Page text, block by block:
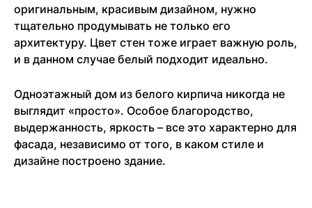
оригинальным, красивым дизайном, нужно
тщательно продумывать не только его
архитектуру. Цвет стен тоже играет важную роль,
и в данном случае белый подходит идеально.
Одноэтажный дом из белого кирпича никогда не
выглядит «просто». Особое благородство,
выдержанность, яркость – все это характерно для
фасада, независимо от того, в каком стиле и
дизайне построено здание.